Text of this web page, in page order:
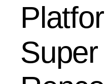
Super